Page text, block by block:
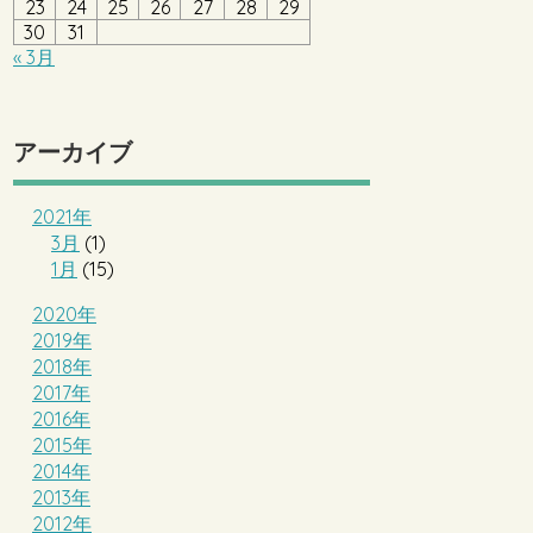
23
24 25 26 27 28
29
30
31
« 3月
アーカイブ
2021年
3月 (1)
1月 (15)
2020年
2019年
2018年
2017年
2016年
2015年
2014年
2013年
2012年